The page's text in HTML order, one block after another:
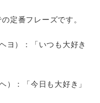
定番フレーズです。
ヨ）：「いつも大好き
）：「今日も大好き」